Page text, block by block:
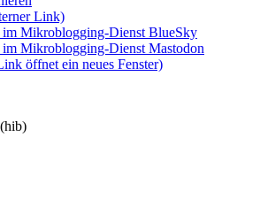
Link)
im Mikroblogging-Dienst BlueSky
Mikroblogging-Dienst Mastodon
öffnet ein neues Fenster)